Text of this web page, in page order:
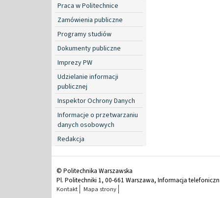
Praca w Politechnice
Zamówienia publiczne
Programy studiów
Dokumenty publiczne
Imprezy PW
Udzielanie informacji
publicznej
Inspektor Ochrony Danych
Informacje o przetwarzaniu
danych osobowych
Redakcja
© Politechnika Warszawska
Pl. Politechniki 1, 00-661 Warszawa, Informacja
Kontakt Mapa strony